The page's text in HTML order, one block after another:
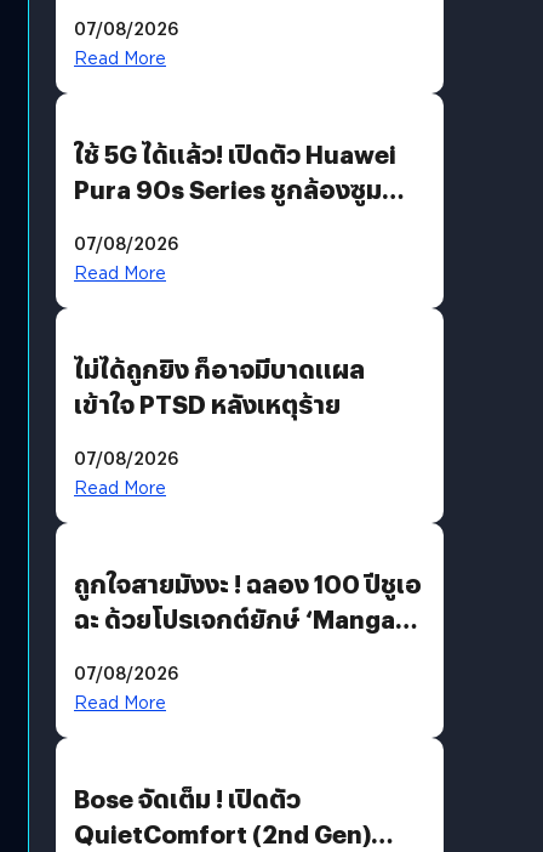
บริโภคและ B2B
07/08/2026
Read More
ใช้ 5G ได้แล้ว! เปิดตัว Huawei
Pura 90s Series ชูกล้องซูม
07/08/2026
Read More
ไม่ได้ถูกยิง ก็อาจมีบาดแผล
เข้าใจ PTSD หลังเหตุร้าย
07/08/2026
Read More
ถูกใจสายมังงะ ! ฉลอง 100 ปีชูเอ
ฉะ ด้วยโปรเจกต์ยักษ์ ‘Manga
มีภาษาไทยด้วย
07/08/2026
Read More
Bose จัดเต็ม ! เปิดตัว
QuietComfort (2nd Gen)